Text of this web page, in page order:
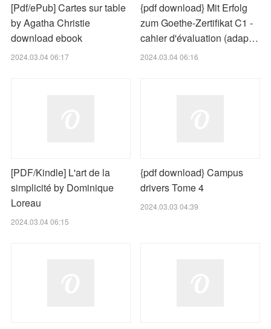
[Pdf/ePub] Cartes sur table
by Agatha Christie
download ebook
2024.03.04 06:17
{pdf download} Mit Erfolg
zum Goethe-Zertifikat C1 -
cahier d'évaluation (adap…
2024.03.04 06:16
[PDF/Kindle] L'art de la
simplicité by Dominique
Loreau
2024.03.04 06:15
{pdf download} Campus
drivers Tome 4
2024.03.03 04:39